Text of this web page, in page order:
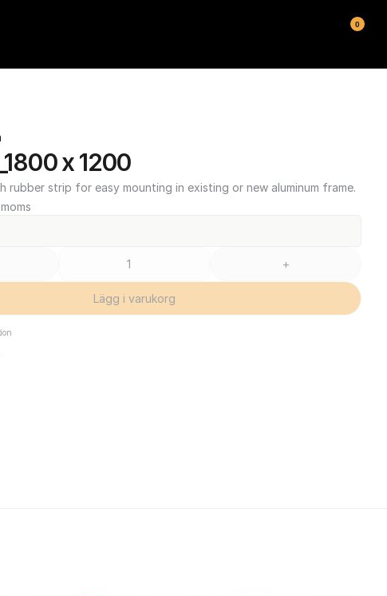
x 1200
rubber strip for easy mounting in existing or new aluminum frame.
+
Lägg i varukorg
0